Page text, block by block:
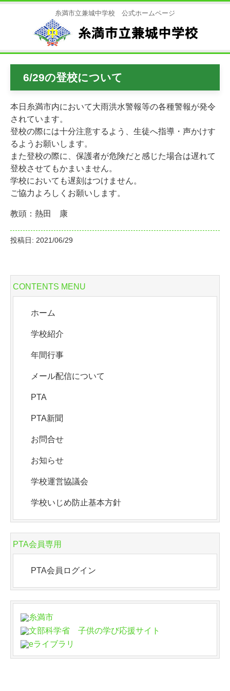
糸満市立兼城中学校 公式ホームページ
6/29の登校について
本日糸満市内において大雨洪水警報等の各種警報が発令
されています。
登校の際には十分注意するよう、生徒へ指導・声かけす
るようお願いします。
また登校の際に、保護者が危険だと感じた場合は遅れて
登校させてもかまいません。
学校においても遅刻はつけません。
ご協力よろしくお願いします。
教頭：熱田 康
投稿日: 2021/06/29
CONTENTS MENU
ホーム
学校紹介
年間行事
メール配信について
PTA
PTA新聞
お問合せ
お知らせ
学校運営協議会
学校いじめ防止基本方針
PTA会員専用
PTA会員ログイン